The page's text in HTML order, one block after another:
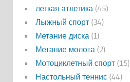
легкая атлетика (45)
Лыжный спорт(34)
Метание диска (1)
Метание молота (2)
Мотоциклетный спорт(15)
Настольный теннис(44)